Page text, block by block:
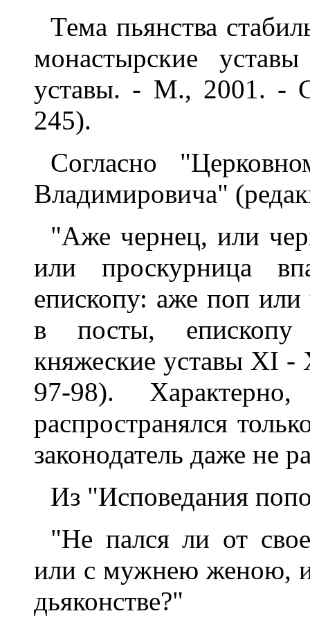
Тема пьянства
монастырские
уставы. - М., 2001. -
245).
Согласно
Владимировича"
"Аже чернец, или
или проскурница
епископу: аже поп или
в посты, епископу
княжеские уставы XI
97-98).
распространялся
законодатель даже не
Из "Исповедания
"Не пался ли от
или с мужнею женою,
дьяконстве?"